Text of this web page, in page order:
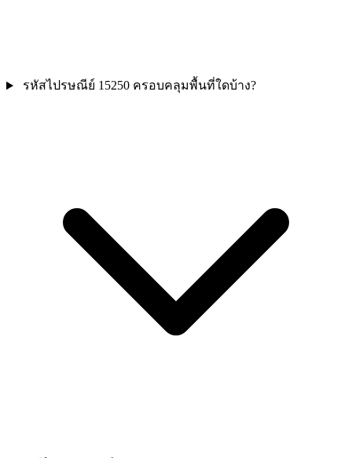
รหัสไปรษณีย์ 15250 ครอบคลุมพื้นที่ใดบ้าง?